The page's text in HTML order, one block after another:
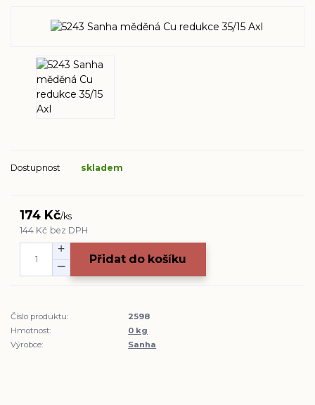
Dostupnost skladem
174 Kč/ks
144 Kč bez DPH
Přidat do košíku
Číslo produktu:
2598
Hmotnost:
0 kg
Výrobce:
Sanha